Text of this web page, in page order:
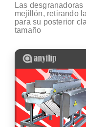
Las
mejillón, retirando
para su posterior
tamaño